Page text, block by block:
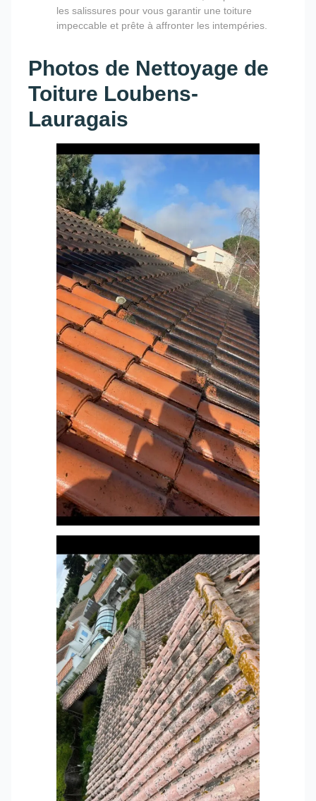
les salissures pour vous garantir une toiture
impeccable et prête à affronter les intempéries.
Photos de Nettoyage de
Toiture Loubens-
Lauragais